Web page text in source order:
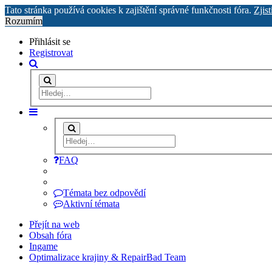
Tato stránka používá cookies k zajištění správné funkčnosti fóra.
Rozumím
Přihlásit se
Registrovat
FAQ
Témata bez odpovědí
Aktivní témata
Přejít na web
Obsah fóra
Ingame
Optimalizace krajiny & RepairBad Team